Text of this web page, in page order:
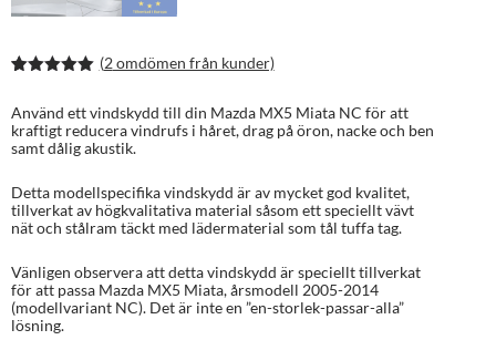
baserat på
kundrecens
ioner
(2omdömen från kunder)
Använd ett vindskydd till din Mazda MX5 Miata NC för att
kraftigt reducera vindrufs i håret, drag på öron, nacke och ben
samt dålig akustik.
Detta modellspecifika vindskydd är av mycket god kvalitet,
tillverkat av högkvalitativa material såsom ett speciellt vävt
nät och stålram täckt med lädermaterial som tål tuffa tag.
Vänligen observera att detta vindskydd är speciellt tillverkat
för att passa Mazda MX5 Miata, årsmodell 2005-2014
(modellvariant NC). Det är inte en ”en-storlek-passar-alla”
lösning.